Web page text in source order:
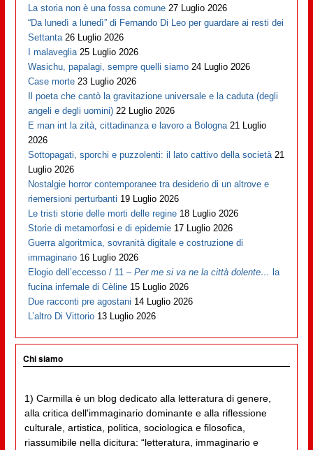
La storia non è una fossa comune 27 Luglio 2026
“Da lunedì a lunedì” di Fernando Di Leo per guardare ai resti dei
Settanta 26 Luglio 2026
I malaveglia 25 Luglio 2026
Wasichu, papalagi, sempre quelli siamo 24 Luglio 2026
Case morte 23 Luglio 2026
Il poeta che cantò la gravitazione universale e la caduta (degli
angeli e degli uomini) 22 Luglio 2026
E man int la zità, cittadinanza e lavoro a Bologna 21 Luglio
2026
Sottopagati, sporchi e puzzolenti: il lato cattivo della società 21
Luglio 2026
Nostalgie horror contemporanee tra desiderio di un altrove e
riemersioni perturbanti 19 Luglio 2026
Le tristi storie delle morti delle regine 18 Luglio 2026
Storie di metamorfosi e di epidemie 17 Luglio 2026
Guerra algoritmica, sovranità digitale e costruzione di
immaginario 16 Luglio 2026
Elogio dell’eccesso / 11 –Per me si va ne la città dolente… la
fucina infernale di Cèline 15 Luglio 2026
Due racconti pre agostani 14 Luglio 2026
L’altro Di Vittorio 13 Luglio 2026
Chi siamo
1) Carmilla è un blog dedicato alla letteratura di genere,
alla critica dell'immaginario dominante e alla riflessione
culturale, artistica, politica, sociologica e filosofica,
riassumibile nella dicitura: “letteratura, immaginario e